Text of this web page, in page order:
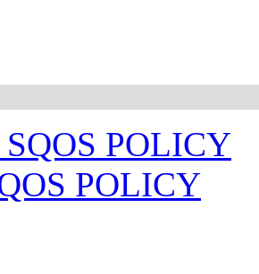
POLICY
POLICY